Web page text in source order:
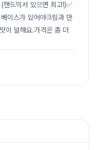
드믹서 있으면 최고!)✅
이스가 있어야크림과 만
이 덜해요.가격은 좀 더